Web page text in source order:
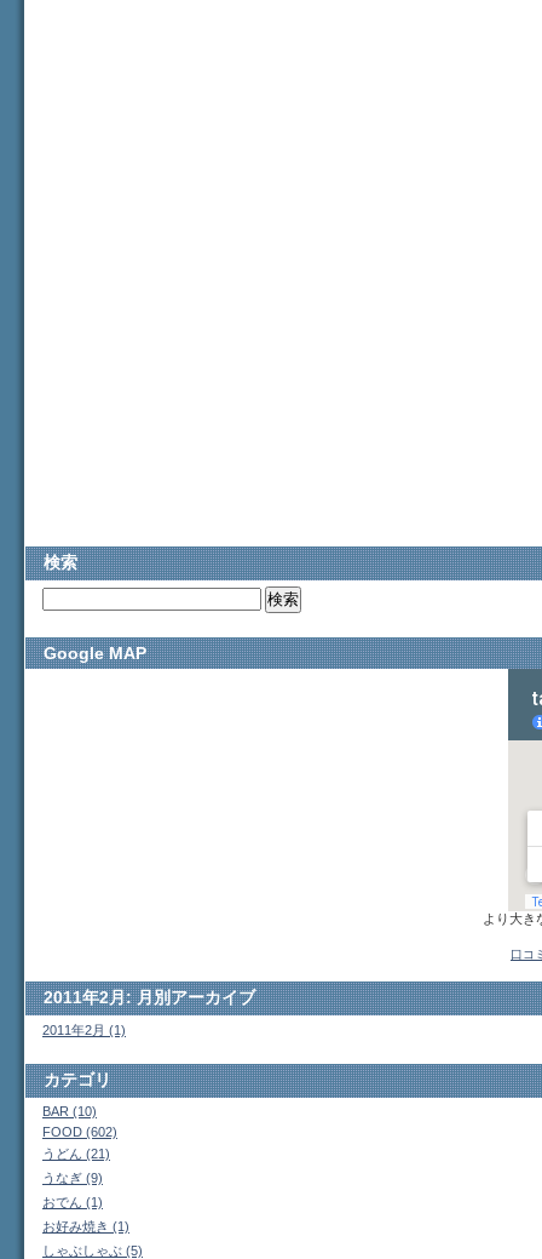
検索
Google MAP
より大き
口コ
2011年2月: 月別アーカイブ
2011年2月 (1)
カテゴリ
BAR (10)
FOOD (602)
うどん (21)
うなぎ (9)
おでん (1)
お好み焼き (1)
しゃぶしゃぶ (5)